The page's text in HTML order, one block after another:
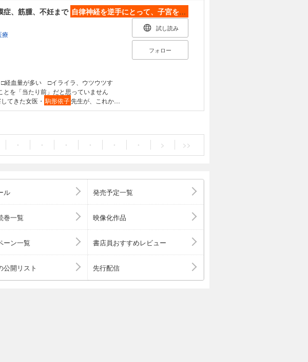
症、筋腫、不妊まで 自律神経を逆手にとって、子宮を元気にする本
療
経血量が多い □イライラ、ウツウツす
を「当たり前」だと思っていません
てきた女医・ 駒形依子先生が、これから
いきたいと考えている女性にいつもいって
うことです。生理痛、月経過多から内膜
改善することができるのか。「子宮が大
子先生が立ち上がれないほどの不調をかか
高めましょう。今の積み重ねが未来の自分
には、自然治癒力という素晴らしい力が備
いなんて、とてももったいないことです。
立て直し、自律神経を逆手にとり、自分の
どんどん引き出していきましょう。
試し読み
フォロー
・ ・ ・ ・ ・ ・ > >>
ル 発売予定一覧
巻一覧 映像化作品
ーン一覧 書店員おすすめレビュー
公開リスト 先行配信